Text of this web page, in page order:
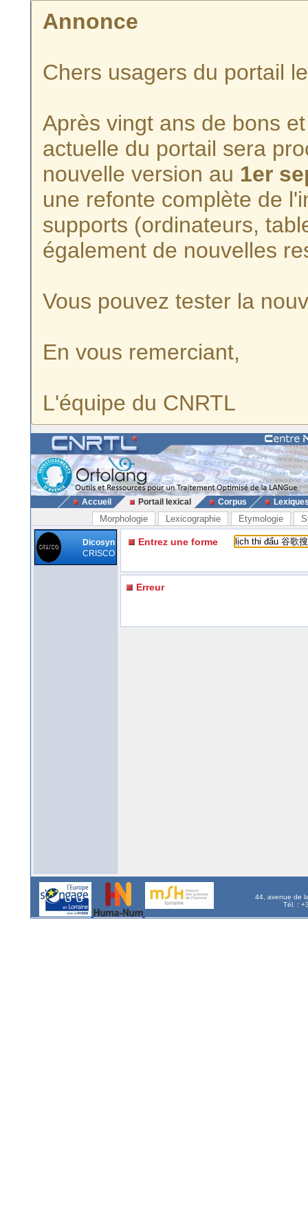
Annonce
Chers usagers du portail
Après vingt ans de bons
actuelle du portail sera
nouvelle version au 1er
une refonte complète de
supports (ordinateurs,
également de nouvelles
Vous pouvez tester la
En vous remerciant,
L'équipe du CNRTL
Accueil Portail lexical Corpus
Morphologie Lexicographie Etymologie
Dicosyn
CRISCO
Entrez une forme
Erreur
44, avenue de
Tél. :